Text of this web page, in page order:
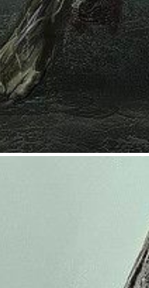
prediksi situs Toto Macau
dengan data angka
of4.9based on 168.444